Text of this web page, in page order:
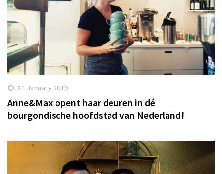
21 January 2019
Anne&Max opent haar deuren in dé
bourgondische hoofdstad van Nederland!